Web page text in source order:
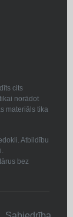
cits
norādot
materiāls tika
Atbildību
bez